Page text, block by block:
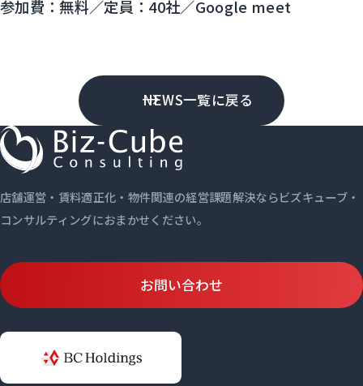
参加費：無料／定員：40社／Google meet
NEWS一覧に戻る
店舗運営・賃料適正化・物件関連の経営課題解決ならビズキューブ・
コンサルティングにおまかせください。
お問い合わせ